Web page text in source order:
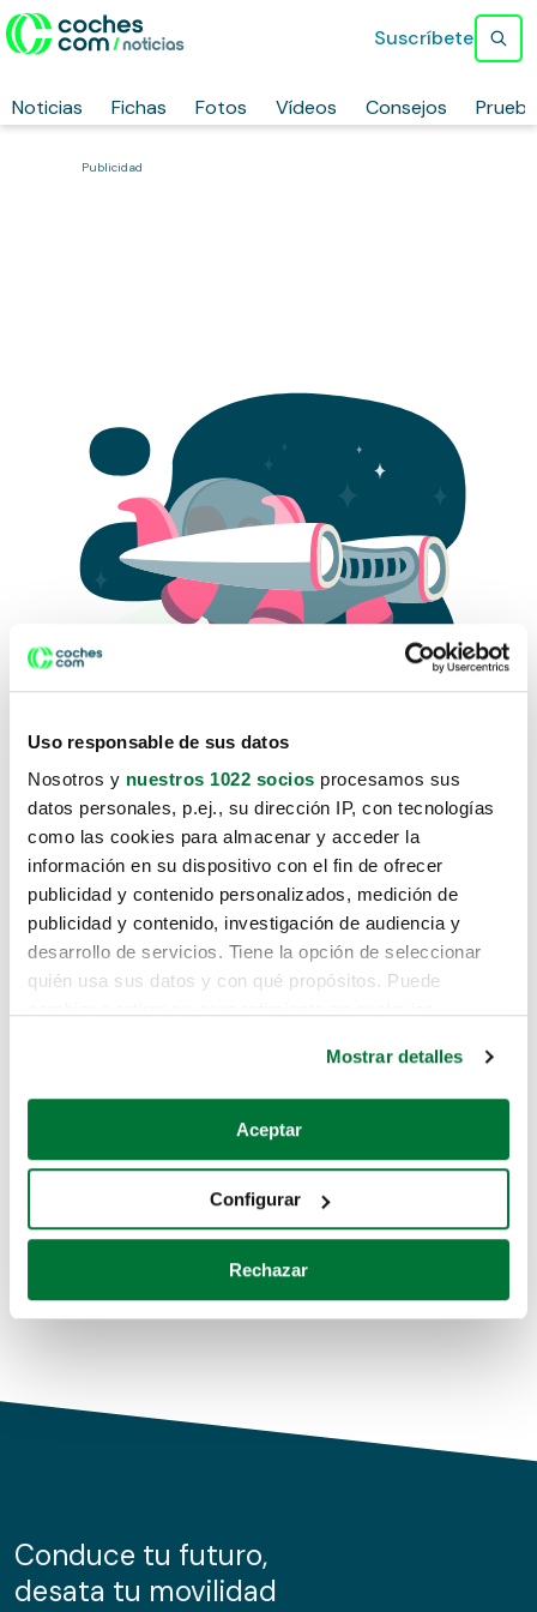
Uso responsable de sus datos
Nosotros y nuestros 1022 socios procesamos sus
datos personales, p.ej., su dirección IP, con tecnologías
como las cookies para almacenar y acceder la
información en su dispositivo con el fin de ofrecer
publicidad y contenido personalizados, medición de
publicidad y contenido, investigación de audiencia y
desarrollo de servicios. Tiene la opción de seleccionar
quién usa sus datos y con qué propósitos. Puede
Si lo permite, también quisiéramos:
Recopilar información sobre su ubicación geográfica
Identificar su dispositivo analizándolo activamente
para buscar características específicas (huellas
Obtenga más información sobre cómo se procesan sus
de cookies.
información sobre el uso que haga del sitio web con
nuestros partners de redes sociales, publicidad y análisis
Mostrar detalles
Aceptar
Configurar
Rechazar
Noticias Fichas Fotos Vídeos Consejos
Suscríbete
Publicidad
Lo sentimos, no sabemos como
te hemos traido hasta aquí.
Pero puedes encontrar el coche que estás
buscando en alguno de estos enlaces:
Coches de segunda mano
Coches de km0
Conduce tu futuro,
desata tu movilidad